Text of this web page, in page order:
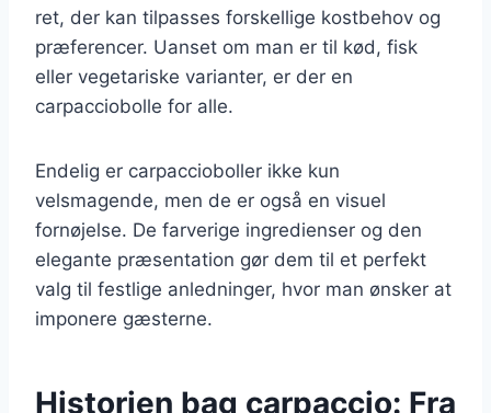
ret, der kan tilpasses forskellige kostbehov og
præferencer. Uanset om man er til kød, fisk
eller vegetariske varianter, er der en
carpacciobolle for alle.
Endelig er carpaccioboller ikke kun
velsmagende, men de er også en visuel
fornøjelse. De farverige ingredienser og den
elegante præsentation gør dem til et perfekt
valg til festlige anledninger, hvor man ønsker at
imponere gæsterne.
Historien bag carpaccio: Fra